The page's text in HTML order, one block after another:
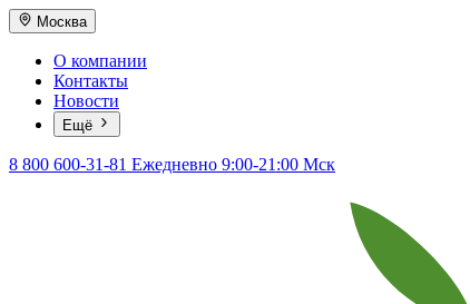
Москва
О компании
Контакты
Новости
Ещё
8 800 600-31-81 Ежедневно 9:00-21:00 Мск